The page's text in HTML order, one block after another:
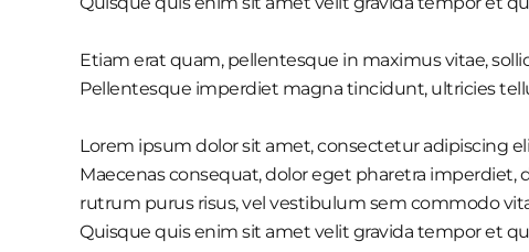
Etiam erat quam, pellentesque in maximus vitae,
Pellentesque imperdiet magna tincidunt, ultricies
Lorem ipsum dolor sit amet, consectetur adipiscing
Maecenas consequat, dolor eget pharetra imperdiet,
rutrum purus risus, vel vestibulum sem commodo
Quisque quis enim sit amet velit gravida tempor et